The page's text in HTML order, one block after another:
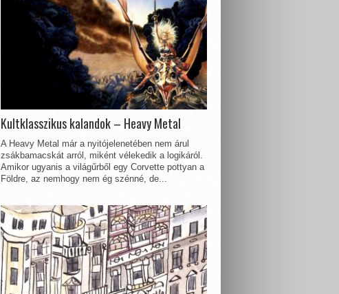
Kultklasszikus kalandok – Heavy Metal
A Heavy Metal már a nyitójelenetében nem árul
zsákbamacskát arról, miként vélekedik a logikáról.
Amikor ugyanis a világűrből egy Corvette pottyan a
Földre, az nemhogy nem ég szénné, de...